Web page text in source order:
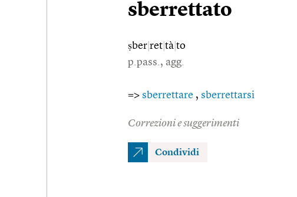
sberrettato
ṣber ret tà to
p.pass., agg.
=> sberrettare , sberrettarsi
Correzioni e suggerimenti
Condividi